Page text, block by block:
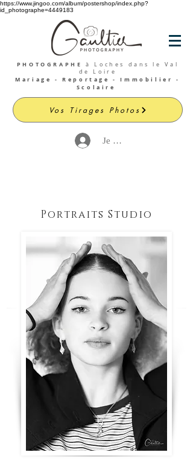
https://www.jingoo.com/album/postershop/index.php?
id_photographe=4449183
PHOTOGRAPHE
à Loches dans le Val
de Loire
Mariage - Reportage - Immobilier -
Scolaire
Vos Tirages Photos
Je me connecte
Portraits Studio